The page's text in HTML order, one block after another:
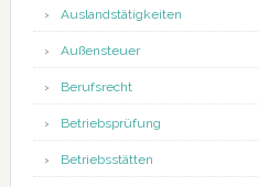
Auslandstätigkeiten
Außensteuer
Berufsrecht
Betriebsprüfung
Betriebsstätten